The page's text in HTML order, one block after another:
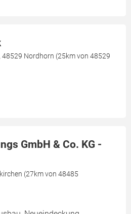
Nordhorn (25km von 48529
GmbH & Co. KG -
(27km von 48485